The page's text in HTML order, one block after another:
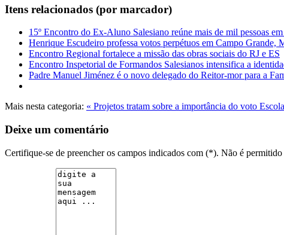
Itens relacionados (por marcador)
15º Encontro do Ex-Aluno Salesiano reúne mais de mil pessoas
Henrique Escudeiro professa votos perpétuos em Campo Grande,
Encontro Regional fortalece a missão das obras sociais do RJ e ES
Encontro Inspetorial de Formandos Salesianos intensifica a
Padre Manuel Jiménez é o novo delegado do Reitor-mor para a
Mais nesta categoria: « Projetos tratam sobre a importância do voto
Deixe um comentário
Certifique-se de preencher os campos indicados com (*). Não é